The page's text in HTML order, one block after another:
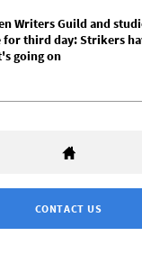
Writers Guild and
third day: Strikers
going on
CONTACT US